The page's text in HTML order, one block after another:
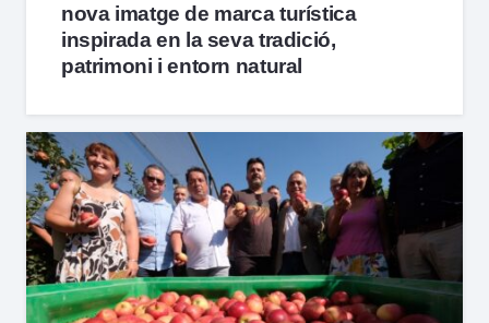
nova imatge de marca turística
inspirada en la seva tradició,
patrimoni i entorn natural